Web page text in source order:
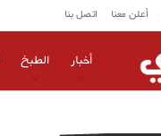
أعلن معنا اتصل بنا
أخبار الطبخ